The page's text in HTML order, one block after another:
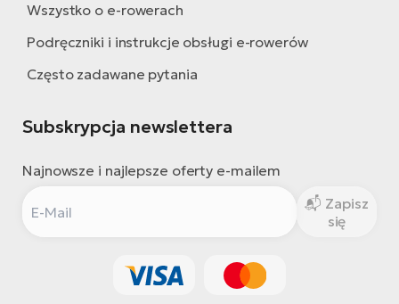
Wszystko o e-rowerach
Podręczniki i instrukcje obsługi e-rowerów
Często zadawane pytania
Subskrypcja newslettera
Najnowsze i najlepsze oferty e-mailem
się